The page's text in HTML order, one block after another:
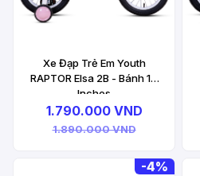
Xe Đạp Trẻ Em Youth
RAPTOR Elsa 2B - Bánh 14
Inches
1.790.000 VND
1.890.000 VND
-4%